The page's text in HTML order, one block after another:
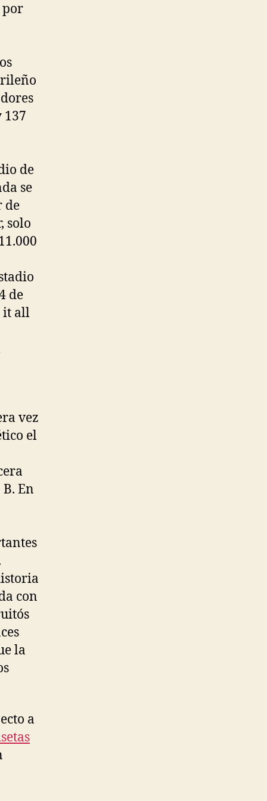
por
137
de
se
de
solo
de
it all
vez
el
En
con
la
a